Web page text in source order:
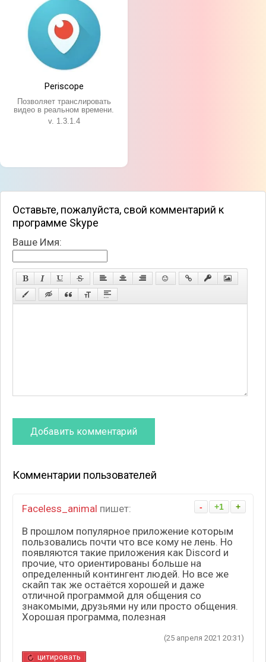
Periscope
Позволяет транслировать
видео в реальном времени.
v. 1.3.1.4
Оставьте, пожалуйста, свой комментарий к
программе Skype
Ваше Имя:
Комментарии пользователей
- +1 +
Faceless_animal пишет:
В прошлом популярное приложение которым
пользовались почти что все кому не лень. Но
появляются такие приложения как Discord и
прочие, что ориентированы больше на
определенный контингент людей. Но все же
скайп так же остаётся хорошей и даже
отличной программой для общения со
знакомыми, друзьями ну или просто общения.
Хорошая программа, полезная
(25 апреля 2021 20:31)
цитировать